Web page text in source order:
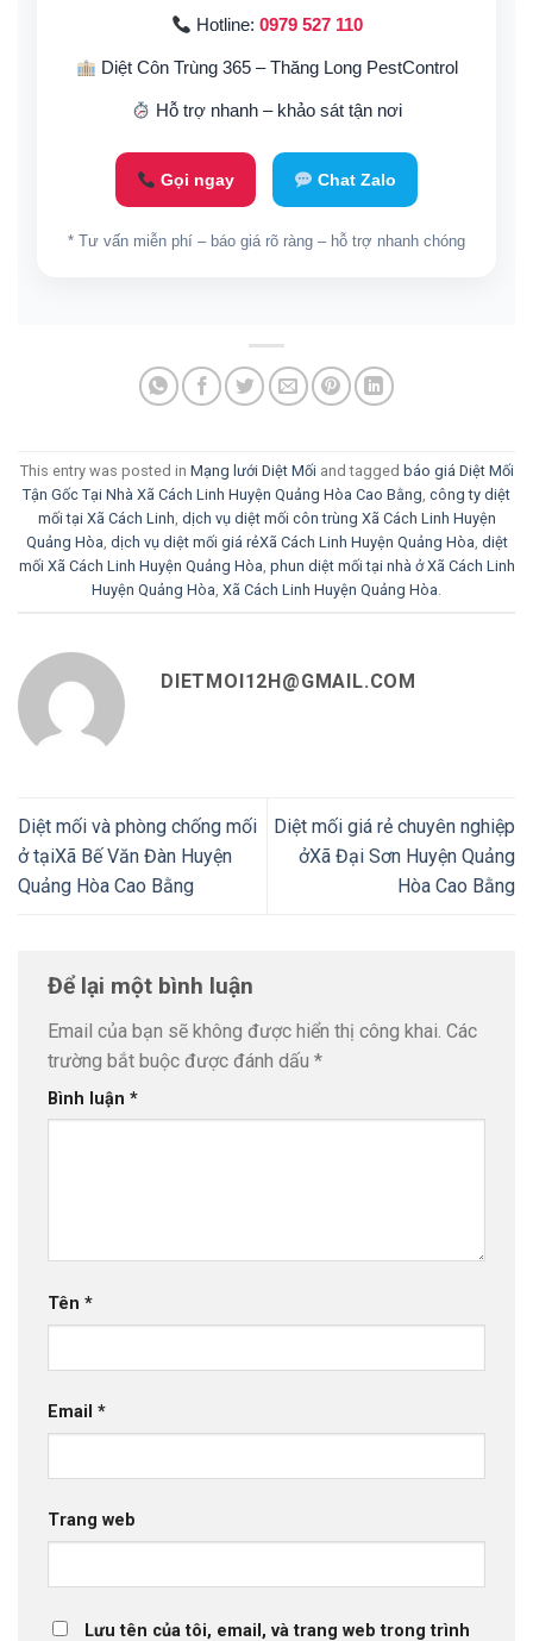
Hotline: 0979 527 110
Diệt Côn Trùng 365 – Thăng Long PestControl
Hỗ trợ nhanh – khảo sát tận nơi
Gọi ngay Chat Zalo
* Tư vấn miễn phí – báo giá rõ ràng – hỗ trợ nhanh chóng
This entry was posted in Mạng lưới Diệt Mối and tagged báo giá Diệt Mối
Tận Gốc Tại Nhà Xã Cách Linh Huyện Quảng Hòa Cao Bằng, công ty diệt
mối tại Xã Cách Linh, dịch vụ diệt mối côn trùng Xã Cách Linh Huyện
Quảng Hòa, dịch vụ diệt mối giá rẻXã Cách Linh Huyện Quảng Hòa, diệt
mối Xã Cách Linh Huyện Quảng Hòa, phun diệt mối tại nhà ở Xã Cách Linh
Huyện Quảng Hòa, Xã Cách Linh Huyện Quảng Hòa.
DIETMOI12H@GMAIL.COM
Diệt mối và phòng chống mối
ở tạiXã Bế Văn Đàn Huyện
Quảng Hòa Cao Bằng
Diệt mối giá rẻ chuyên nghiệp
ởXã Đại Sơn Huyện Quảng
Hòa Cao Bằng
Để lại một bình luận
Email của bạn sẽ không được hiển thị công khai. Các
trường bắt buộc được đánh dấu *
Bình luận *
Tên *
Email *
Trang web
Lưu tên của tôi, email, và trang web trong trình